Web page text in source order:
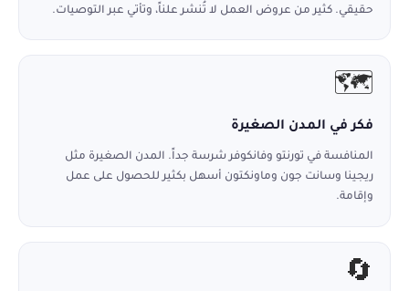
حقيقي. كثير من عروض العمل لا تُنشر علناً، وتأتي عبر التوصيات.
🗺️
فكر في المدن الصغيرة
المنافسة في تورنتو وفانكوفر شرسة جداً. المدن الصغيرة مثل
ريجينا وسانت جون وماونكتون أسهل بكثير للحصول على عمل
وإقامة.
🔄